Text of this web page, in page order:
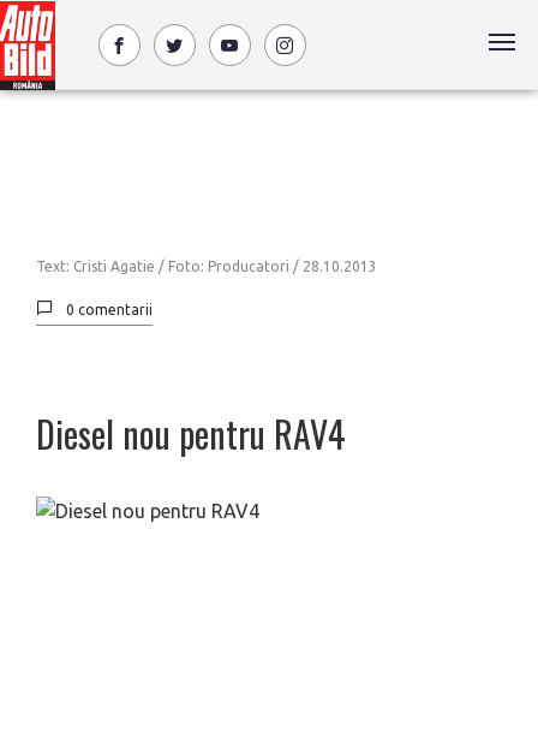
Text: Cristi Agatie / Foto: Producatori / 28.10.2013
0 comentarii
Diesel nou pentru RAV4